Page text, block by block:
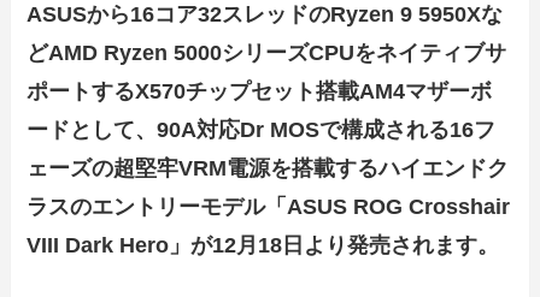
ASUSから16コア32スレッドのRyzen 9 5950Xな
どAMD Ryzen 5000シリーズCPUをネイティブサ
ポートするX570チップセット搭載AM4マザーボ
ードとして、90A対応Dr MOSで構成される16フ
ェーズの超堅牢VRM電源を搭載するハイエンドク
ラスのエントリーモデル「ASUS ROG Crosshair
VIII Dark Hero」が12月18日より発売されます。